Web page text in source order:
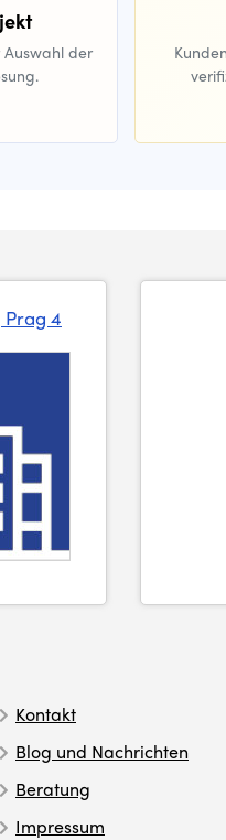
der
Prag 4
Kontakt
Blog und Nachrichten
Beratung
Impressum